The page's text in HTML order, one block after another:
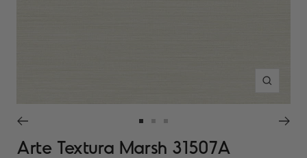
Inzoomen
naarnaarnaar
Arte Textura Marsh 31507A